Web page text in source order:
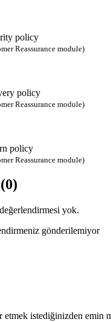
policy
Reassurance module)
policy
Reassurance module)
policy
Reassurance module)
yok.
gönderilemiyor
etmek istediğinizden emin